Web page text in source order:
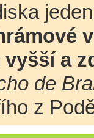
vyšší a
de
z